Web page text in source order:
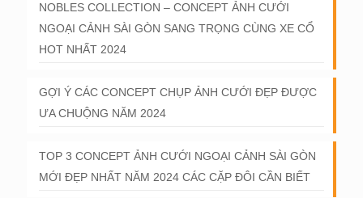
NOBLES COLLECTION – CONCEPT ẢNH CƯỚI
NGOẠI CẢNH SÀI GÒN SANG TRỌNG CÙNG XE CỔ
HOT NHẤT 2024
GỢI Ý CÁC CONCEPT CHỤP ẢNH CƯỚI ĐẸP ĐƯỢC
ƯA CHUỘNG NĂM 2024
TOP 3 CONCEPT ẢNH CƯỚI NGOẠI CẢNH SÀI GÒN
MỚI ĐẸP NHẤT NĂM 2024 CÁC CẶP ĐÔI CẦN BIẾT